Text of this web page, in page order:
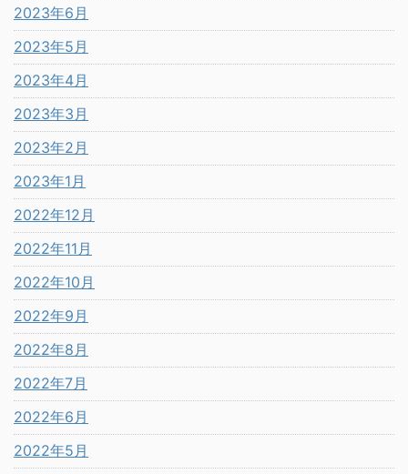
2023年6月
2023年5月
2023年4月
2023年3月
2023年2月
2023年1月
2022年12月
2022年11月
2022年10月
2022年9月
2022年8月
2022年7月
2022年6月
2022年5月